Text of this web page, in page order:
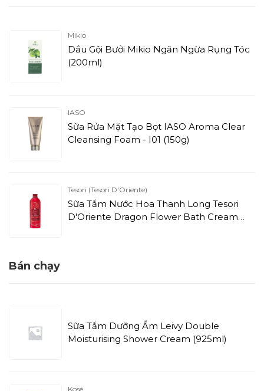
Mikio
Dầu Gội Bưởi Mikio Ngăn Ngừa Rụng Tóc
(200ml)
IASO
Sữa Rửa Mặt Tạo Bọt IASO Aroma Clear
Cleansing Foam - I01 (150g)
Tesori (Tesori D'Oriente)
Sữa Tắm Nước Hoa Thanh Long Tesori
D'Oriente Dragon Flower Bath Cream
Bán chạy
Sữa Tắm Dưỡng Ẩm Leivy Double
Moisturising Shower Cream (925ml)
Kosé